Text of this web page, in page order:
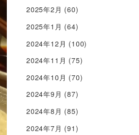
2025年2月 (60)
2025年1月 (64)
2024年12月 (100)
2024年11月 (75)
2024年10月 (70)
2024年9月 (87)
2024年8月 (85)
2024年7月 (91)